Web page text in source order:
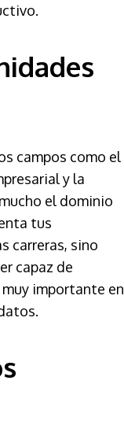
campos como el
y la
el dominio
tus
carreras, sino
capaz de
importante en